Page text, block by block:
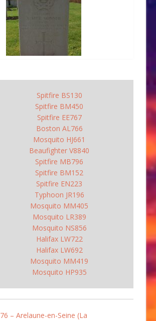
Spitfire BS130
Spitfire BM450
Spitfire EE767
Boston AL766
Mosquito HJ661
Beaufighter V8840
Spitfire MB796
Spitfire BM152
Spitfire EN223
Typhoon JR196
Mosquito MM405
Mosquito LR389
Mosquito NS856
Halifax LW722
Halifax LW692
Mosquito MM419
Mosquito HP935
76 – Arelaune-en-Seine (La